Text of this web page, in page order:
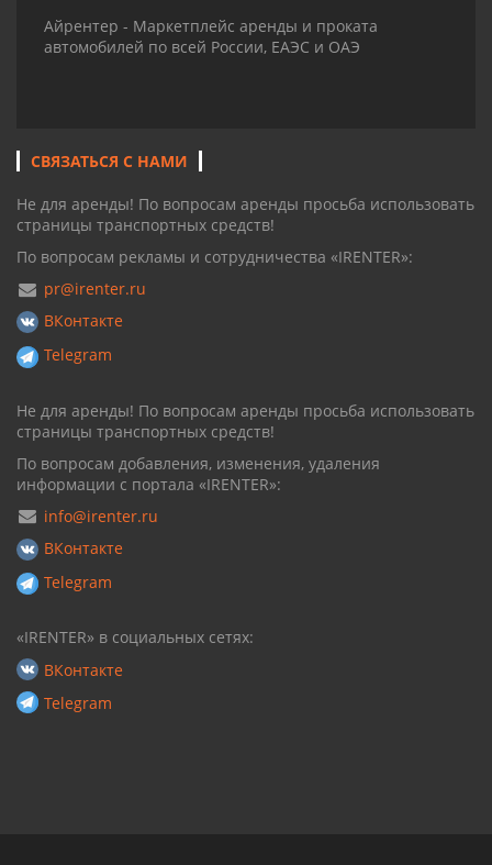
Айрентер - Маркетплейс аренды и проката
автомобилей по всей России, ЕАЭС и ОАЭ
СВЯЗАТЬСЯ С НАМИ
Не для аренды! По вопросам аренды просьба использовать
страницы транспортных средств!
По вопросам рекламы и сотрудничества «IRENTER»:
pr@irenter.ru
ВКонтакте
Telegram
Не для аренды! По вопросам аренды просьба использовать
страницы транспортных средств!
По вопросам добавления, изменения, удаления
информации с портала «IRENTER»:
info@irenter.ru
ВКонтакте
Telegram
«IRENTER» в социальных сетях:
ВКонтакте
Telegram